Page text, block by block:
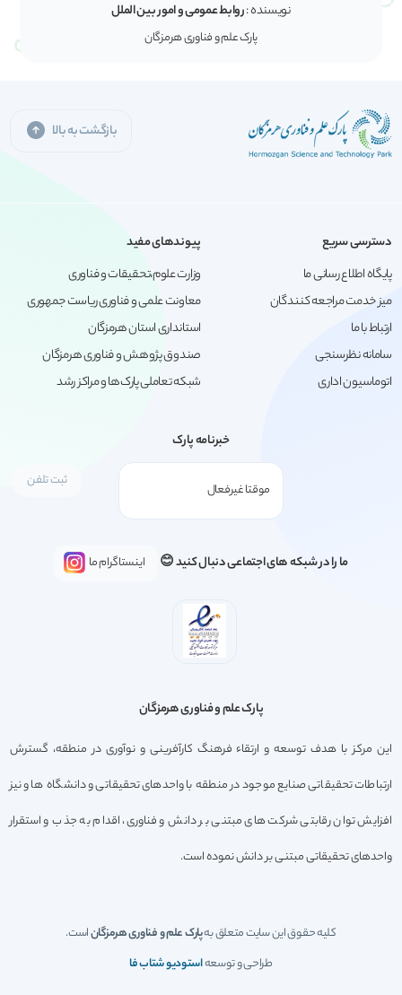
نویسنده :روابط عمومی و امور بین الملل
پارک علم و فناوری هرمزگان
بازگشت به بالا
دسترسی سریع
پایگاه اطلاع رسانی ما
میز خدمت مراجعه کنندگان
ارتباط با ما
سامانه نظرسنجی
اتوماسیون اداری
پیوندهای مفید
وزارت علوم،تحقیقات و فناوری
معاونت علمی و فناوری ریاست جمهوری
استانداری استان هرمزگان
صندوق پژوهش و فناوری هرمزگان
شبکه تعاملی پارک‌ها و مراکز رشد
خبرنامه پارک
ما را در شبکه های اجتماعی دنبال کنید 😊 اینستاگرام ما
پارک علم و فناوری هرمزگان
این مرکز با هدف توسعه و ارتقاء فرهنگ کارآفرینی و نوآوری در منطقه، گسترش
ارتباطات تحقیقاتی صنایع موجود در منطقه با واحدهای تحقیقاتی و دانشگاه ها و نیز
افزایش توان رقابتی شرکت های مبتنی بر دانش و فناوری، اقدام به جذب و استقرار
واحدهای تحقیقاتی مبتنی بر دانش نموده است.
کلیه حقوق این سایت متعلق بهپارک علم و فناوری هرمزگاناست.
طراحی و توسعهاستودیو شتاب فا